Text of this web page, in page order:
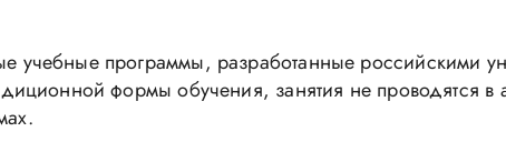
программы, разработанные российскими
формы обучения, занятия не проводятся в